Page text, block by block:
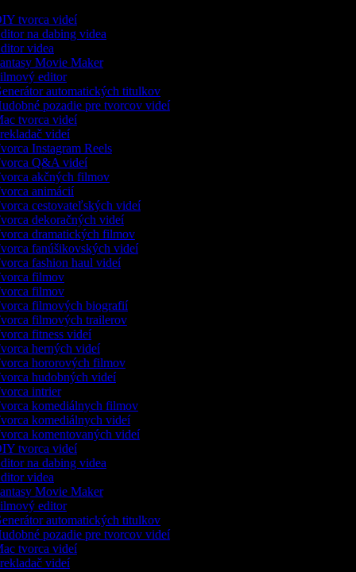
tvorca videí
na dabing videa
videa
Movie Maker
editor
automatických titulkov
pozadie pre tvorcov videí
tvorca videí
videí
Instagram Reels
Q&A videí
akčných filmov
animácií
cestovateľských videí
dekoračných videí
dramatických filmov
fanúšikovských videí
fashion haul videí
filmov
filmov
filmových biografií
filmových trailerov
fitness videí
herných videí
hororových filmov
hudobných videí
intrier
komediálnych filmov
komediálnych videí
komentovaných videí
tvorca videí
na dabing videa
videa
Movie Maker
editor
automatických titulkov
pozadie pre tvorcov videí
tvorca videí
videí